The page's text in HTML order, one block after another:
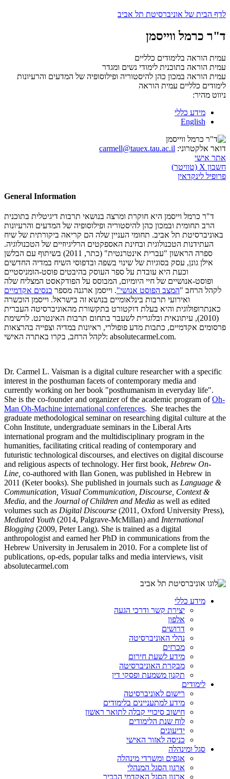
לדף הבית של אוניברסיטת תל אביב
ד"ר כרמל ווייסמן
עמית הוראה בלימודים כלליים
עמית הוראה בתוכנית לימודי נשים ומגדר
עמית הוראה במכון כהן להיסטוריה ופילוסופיה של המדעים והרעיונות
לימודים כלליים עמית הוראה
ניווט מהיר:
מידע כללי
English
דואר אלקטרוני: carmell@tauex.tau.ac.il
אתר אישי
חשבון X (טוויטר)
פרופיל לינקדאין
General Information
ד"ר כרמל וייסמן היא חוקרת ומרצה בנושאי תרבות דיגיטלית בתוכנית
הרב תחומית ובמכון כהן להיסטוריה ופילוסופיה של המדעים והרעיונות
באוניברסיטת תל אביב. תחומי העניין שלה הם קריאה ביקורתית של שיח
העתידנות הטכנולוגית ובחינת האספקטים הרליגיוזיים של הטכנולוגיה.
ספרה הראשון "עברית אינטרנטית" (כתר, 2011) בשיתוף עם הבלשן
אילן גונן, עסק בסוגיות של שינוי בשפה ובדפוסי השיח במדיה החדשים
וכעת היא עובדת על ספר העוסק בהיבטים פוסט-הומניסטיים
ופוסט-אנושיים של חיי היומיום, המבוסס על הפודקאסט המצליח שלה
לקהל הרחב "המצב הפוסט אנושי". וייסמן ארגנה מספר כנסים אקדמיים
ואירועי תרבות בינלאומיים בנושא זה בישראל. וייסמן הוכשרה
כאנתרופולוגית והיא בעלת דוקטורט בתקשורת מהאוניברסיטה העברית
(2010), עיתונאית ובלוגרית לשעבר בתחום תרבות האינטרנט. לרשימת
פרסומים אקדמיים, כתבות מדע פופולרי, ראיונות במדיה וצפייה בהרצאות
לקהל הרחב, בקרו באתרה האישי: absolutecarmel.com.
Dr. Carmel L. Vaisman is a digital culture researcher with a specific
interest in the posthuman facets of contemporary media and
currently working on her book "posthumanism in everyday life".
She is the co-founder and organizer of the academic program ofOh-
Man Oh-Machine international conferences. She teaches the
graduate methodological seminar on researching digital culture at the
Cohn Institute, undergraduate seminars in the Liberal Arts
international program and the multidisciplinary program in the
humanities, facilitating critical reading of contemporary and
futuristic technological discourses, and electives on digital discourse
and religious aspects of technology. Her first book, Hebrew On-
Line, co-authored with Ilan Gonen, was published in Hebrew in
2011 (Keter books). She published in journals such as Language &
Communication, Visual Communication, Discourse, Context &
Media, and the Journal of Children and Media as well as edited
volumes such as Digital Discourse (2011, Oxford University Press),
Mediated Youth (2014, Palgrave-McMillan) and International
Blogging (2009, Peter Lang). She is trained as a digital
anthropologist and earned her PhD in communications from the
Hebrew University in Jerusalem in 2010. For a complete list of
publications, op-eds, popular talks and media interviews, visit
absolutecarmel.com
מידע כללי
יצירת קשר ודרכי הגעה
אלפון
דרושים
נהלי האוניברסיטה
מכרזים
מידע לשעת חירום
מבקרת האוניברסיטה
תקנון משמעת ופסקי דין
לימודים
רישום לאוניברסיטה
מידע למתעניינים בלימודים
חישוב סיכויי קבלה לתואר ראשון
לוח שנת הלימודים
ידיעונים
כניסה לאזור האישי
סגל ומינהלה
אגפים ומשרדי מינהלה
ארגון הסגל המנהלי
ארגון הסגל האקדמי הבכיר